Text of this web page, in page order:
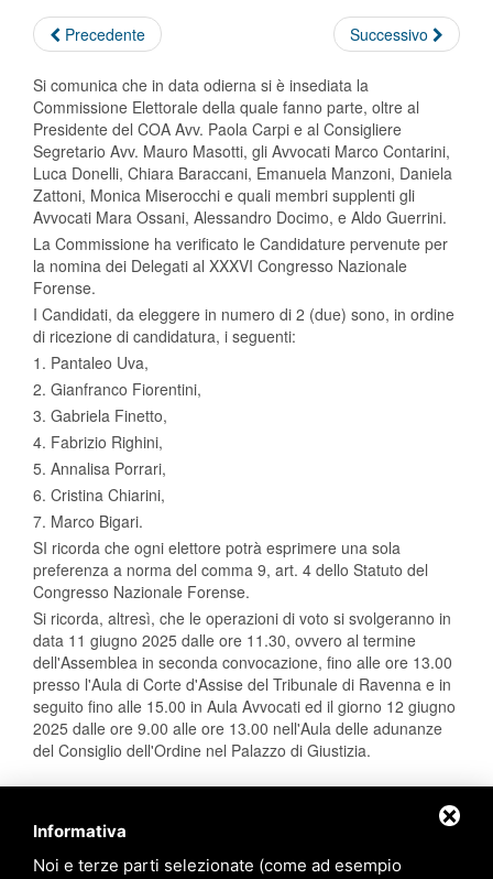
Precedente Successivo
Si comunica che in data odierna si è insediata la
Commissione Elettorale della quale fanno parte, oltre al
Presidente del COA Avv. Paola Carpi e al Consigliere
Segretario Avv. Mauro Masotti, gli Avvocati Marco Contarini,
Luca Donelli, Chiara Baraccani, Emanuela Manzoni, Daniela
Zattoni, Monica Miserocchi e quali membri supplenti gli
Avvocati Mara Ossani, Alessandro Docimo, e Aldo Guerrini.
La Commissione ha verificato le Candidature pervenute per
la nomina dei Delegati al XXXVI Congresso Nazionale
Forense.
I Candidati, da eleggere in numero di 2 (due) sono, in ordine
di ricezione di candidatura, i seguenti:
1. Pantaleo Uva,
2. Gianfranco Fiorentini,
3. Gabriela Finetto,
4. Fabrizio Righini,
5. Annalisa Porrari,
6. Cristina Chiarini,
7. Marco Bigari.
SI ricorda che ogni elettore potrà esprimere una sola
preferenza a norma del comma 9, art. 4 dello Statuto del
Congresso Nazionale Forense.
Si ricorda, altresì, che le operazioni di voto si svolgeranno in
data 11 giugno 2025 dalle ore 11.30, ovvero al termine
dell'Assemblea in seconda convocazione, fino alle ore 13.00
presso l'Aula di Corte d'Assise del Tribunale di Ravenna e in
seguito fino alle 15.00 in Aula Avvocati ed il giorno 12 giugno
2025 dalle ore 9.00 alle ore 13.00 nell'Aula delle adunanze
del Consiglio dell'Ordine nel Palazzo di Giustizia.
Informativa
Noi e terze parti selezionate (come ad esempio